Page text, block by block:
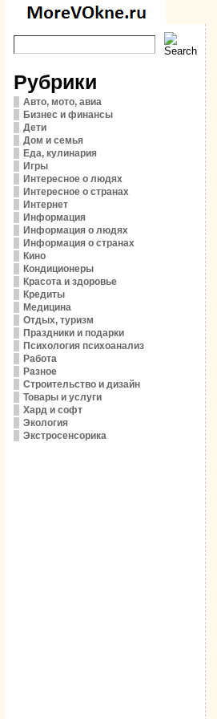
Рубрики
Авто, мото, авиа
Бизнес и финансы
Дети
Дом и семья
Еда, кулинария
Игры
Интересное о людях
Интересное о странах
Интернет
Информация
Информация о людях
Информация о странах
Кино
Кондиционеры
Красота и здоровье
Кредиты
Медицина
Отдых, туризм
Праздники и подарки
Психология психоанализ
Работа
Разное
Строительство и дизайн
Товары и услуги
Хард и софт
Экология
Экстросенсорика